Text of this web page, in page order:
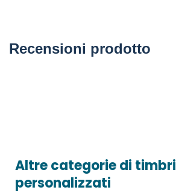
Recensioni prodotto
Altre categorie di timbri
personalizzati